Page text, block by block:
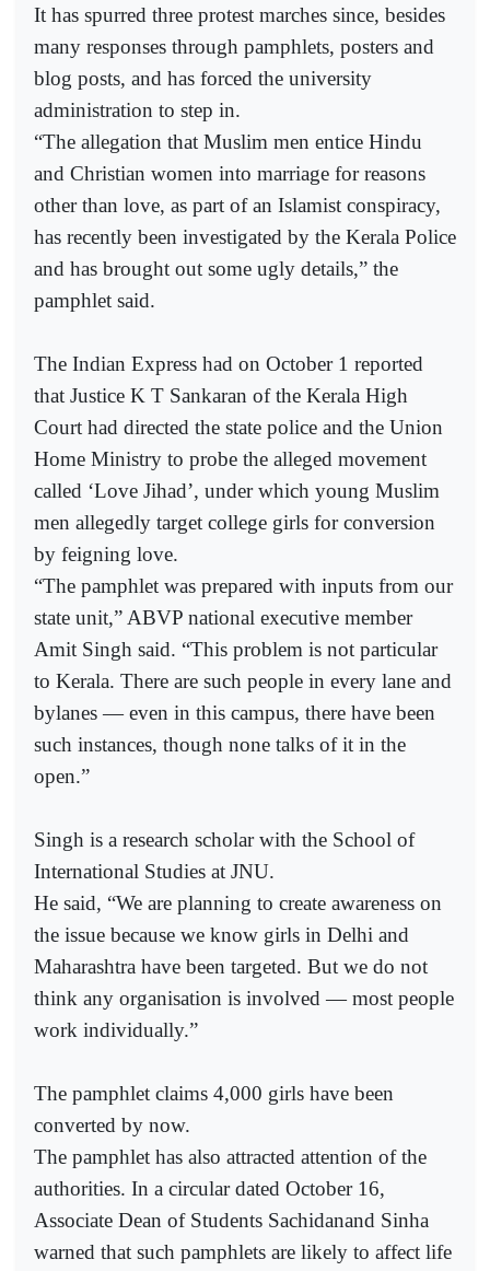
It has spurred three protest marches since, besides
many responses through pamphlets, posters and
blog posts, and has forced the university
administration to step in.
“The allegation that Muslim men entice Hindu
and Christian women into marriage for reasons
other than love, as part of an Islamist conspiracy,
has recently been investigated by the Kerala Police
and has brought out some ugly details,” the
pamphlet said.
The Indian Express had on October 1 reported
that Justice K T Sankaran of the Kerala High
Court had directed the state police and the Union
Home Ministry to probe the alleged movement
called ‘Love Jihad’, under which young Muslim
men allegedly target college girls for conversion
by feigning love.
“The pamphlet was prepared with inputs from our
state unit,” ABVP national executive member
Amit Singh said. “This problem is not particular
to Kerala. There are such people in every lane and
bylanes — even in this campus, there have been
such instances, though none talks of it in the
open.”
Singh is a research scholar with the School of
International Studies at JNU.
He said, “We are planning to create awareness on
the issue because we know girls in Delhi and
Maharashtra have been targeted. But we do not
think any organisation is involved — most people
work individually.”
The pamphlet claims 4,000 girls have been
converted by now.
The pamphlet has also attracted attention of the
authorities. In a circular dated October 16,
Associate Dean of Students Sachidanand Sinha
warned that such pamphlets are likely to affect life